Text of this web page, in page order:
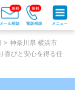
神奈川県 横浜市
喜びと安心を得る任